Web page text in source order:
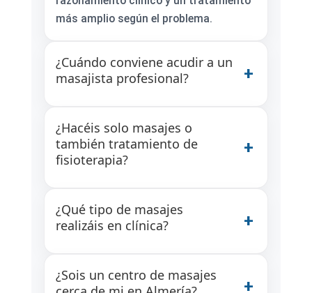
más amplio según el problema.
¿Cuándo conviene acudir a un
masajista profesional?
¿Hacéis solo masajes o
también tratamiento de
fisioterapia?
¿Qué tipo de masajes
realizáis en clínica?
¿Sois un centro de masajes